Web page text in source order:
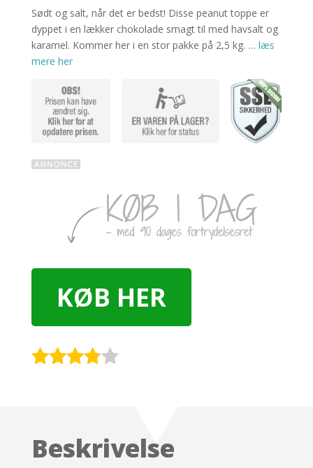
Sødt og salt, når det er bedst! Disse peanut toppe er
dyppet i en lækker chokolade smagt til med havsalt og
karamel. Kommer her i en stor pakke på 2,5 kg. … læs
mere her
KØB HER
on
Beskrivelse